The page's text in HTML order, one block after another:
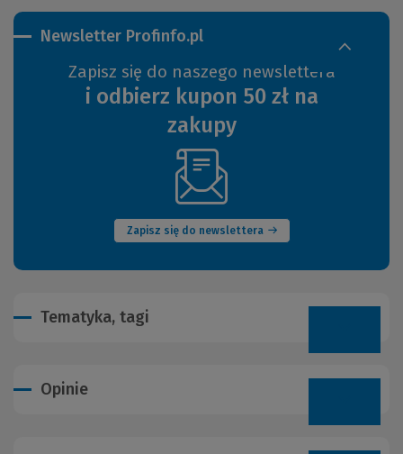
Newsletter Profinfo.pl
Zapisz się do naszego newslettera
i odbierz kupon 50 zł na
zakupy
Zapisz się do newslettera
(Nowe
okno)
Tematyka, tagi
Opinie